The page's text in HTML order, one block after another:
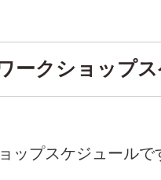
ークショップ
ップスケジュールで